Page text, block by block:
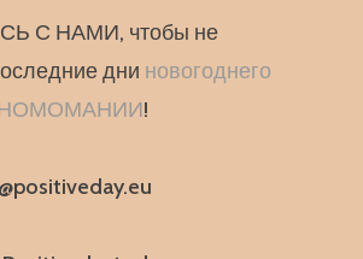
С НАМИ, чтобы не
дни новогоднего
!